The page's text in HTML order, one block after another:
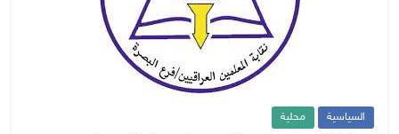
السياسية محلية